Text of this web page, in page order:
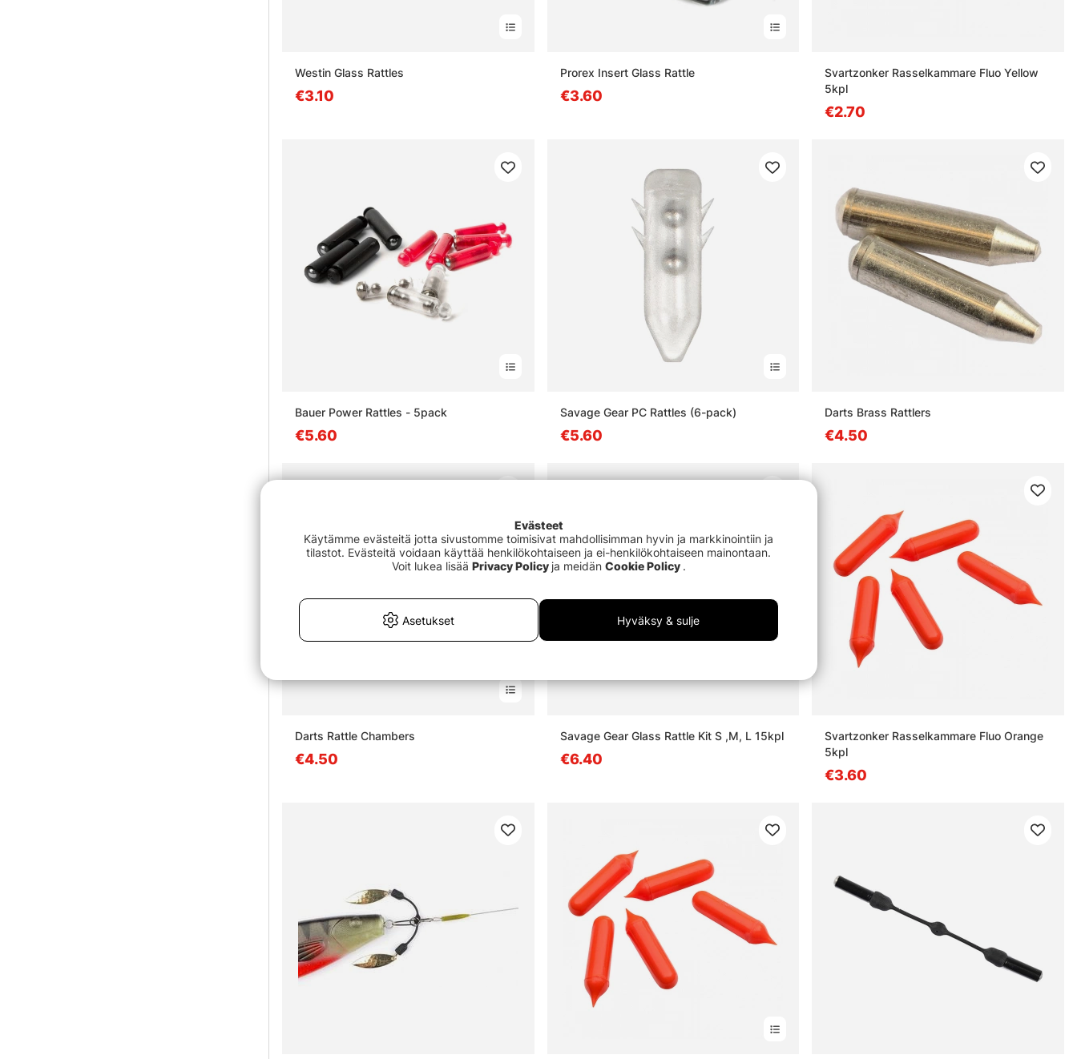
Westin Glass Rattles
€3.10
Prorex Insert Glass Rattle
€3.60
Svartzonker Rasselkammare Fluo Yellow
5kpl
€2.70
Bauer Power Rattles - 5pack
€5.60
Savage Gear PC Rattles (6-pack)
€5.60
Darts Brass Rattlers
€4.50
Darts Rattle Chambers
€4.50
Savage Gear Glass Rattle Kit S ,M, L 15kpl
€6.40
Svartzonker Rasselkammare Fluo Orange
5kpl
€3.60
Evästeet
Käytämme evästeitä jotta sivustomme toimisivat mahdollisimman hyvin ja markkinointiin ja
tilastot. Evästeitä voidaan käyttää henkilökohtaiseen ja ei-henkilökohtaiseen mainontaan.
Voit lukea lisää Privacy Policy ja meidän Cookie Policy .
Asetukset Hyväksy & sulje